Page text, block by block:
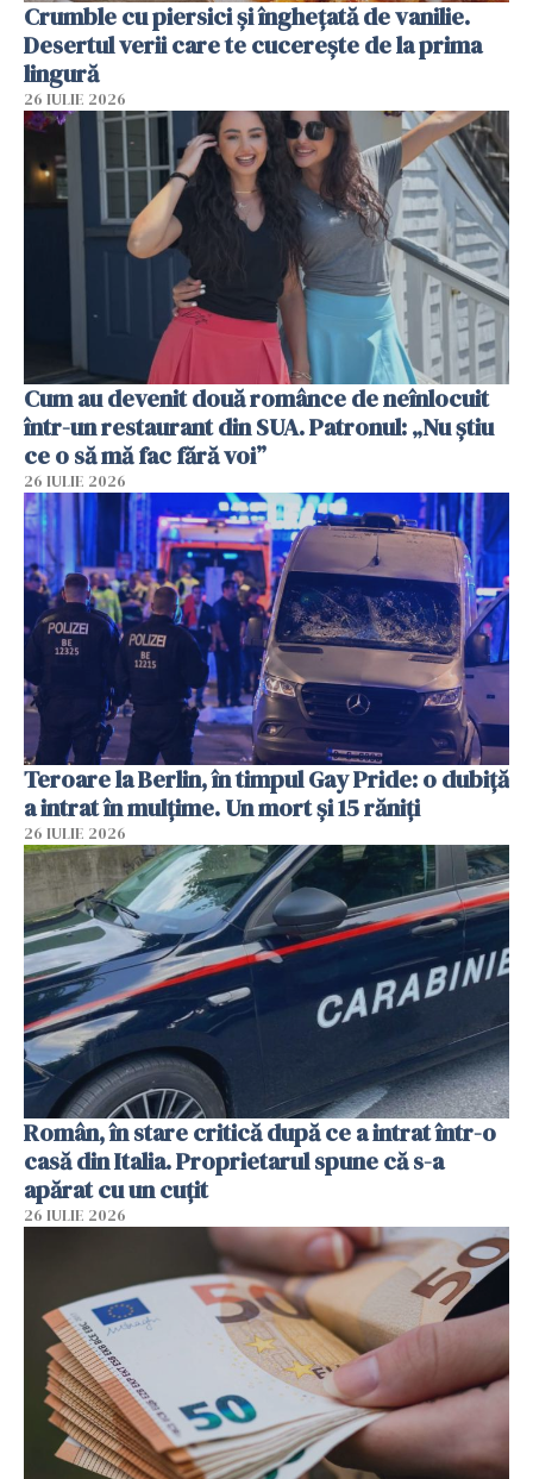
Crumble cu piersici și înghețată de vanilie.
Desertul verii care te cucerește de la prima
lingură
26 IULIE 2026
Cum au devenit două românce de neînlocuit
într-un restaurant din SUA. Patronul: „Nu știu
ce o să mă fac fără voi”
26 IULIE 2026
Teroare la Berlin, în timpul Gay Pride: o dubiță
a intrat în mulțime. Un mort și 15 răniți
26 IULIE 2026
Român, în stare critică după ce a intrat într-o
casă din Italia. Proprietarul spune că s-a
apărat cu un cuțit
26 IULIE 2026